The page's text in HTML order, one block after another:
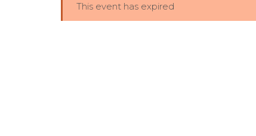
This event has expired